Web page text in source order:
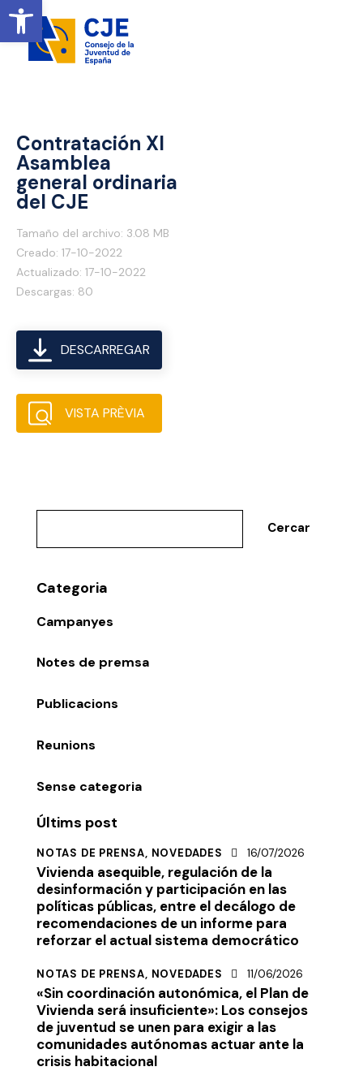
Obrir barra d' eines
Contratación XI
Asamblea
general ordinaria
del CJE
Tamaño del archivo: 3.08 MB
Creado: 17-10-2022
Actualizado: 17-10-2022
Descargas: 80
DESCARREGAR
VISTA PRÈVIA
Cercar
Categoria
Campanyes
Notes de premsa
Publicacions
Reunions
Sense categoria
Últims post
NOTAS DE PRENSA, NOVEDADES 16/07/2026
Vivienda asequible, regulación de la
desinformación y participación en las
políticas públicas, entre el decálogo de
recomendaciones de un informe para
reforzar el actual sistema democrático
NOTAS DE PRENSA, NOVEDADES 11/06/2026
«Sin coordinación autonómica, el Plan de
Vivienda será insuficiente»: Los consejos
de juventud se unen para exigir a las
comunidades autónomas actuar ante la
crisis habitacional